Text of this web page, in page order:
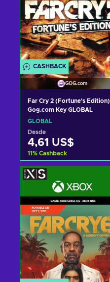
CASHBACK
GOG.com
Far Cry 2 (Fortune's Edition)
Gog.com Key GLOBAL
GLOBAL
Desde
4,61 US$
11% Cashback
Añadir al carrito
Ver ofertas